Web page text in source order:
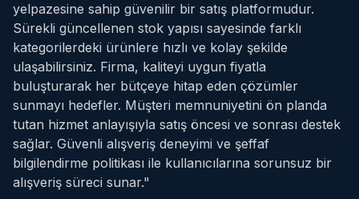
yelpazesine sahip güvenilir bir satış platformudur.
Sürekli güncellenen stok yapısı sayesinde farklı
kategorilerdeki ürünlere hızlı ve kolay şekilde
ulaşabilirsiniz. Firma, kaliteyi uygun fiyatla
buluşturarak her bütçeye hitap eden çözümler
sunmayı hedefler. Müşteri memnuniyetini ön planda
tutan hizmet anlayışıyla satış öncesi ve sonrası destek
sağlar. Güvenli alışveriş deneyimi ve şeffaf
bilgilendirme politikası ile kullanıcılarına sorunsuz bir
alışveriş süreci sunar."